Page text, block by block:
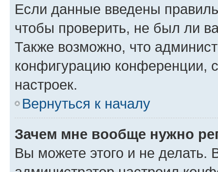
Если данные введены
чтобы проверить, не был ли
Также возможно, что
конфигурацию конференции,
настроек.
Вернуться к началу
Зачем мне вообще нужно
Вы можете этого и не делать.